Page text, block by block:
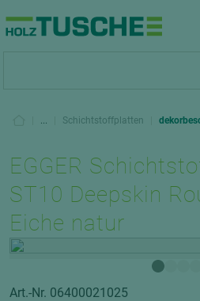
... Schichtstoffplatten
EGGER
ST10 Deepskin
Eiche natur
Art.-Nr. 06400021025